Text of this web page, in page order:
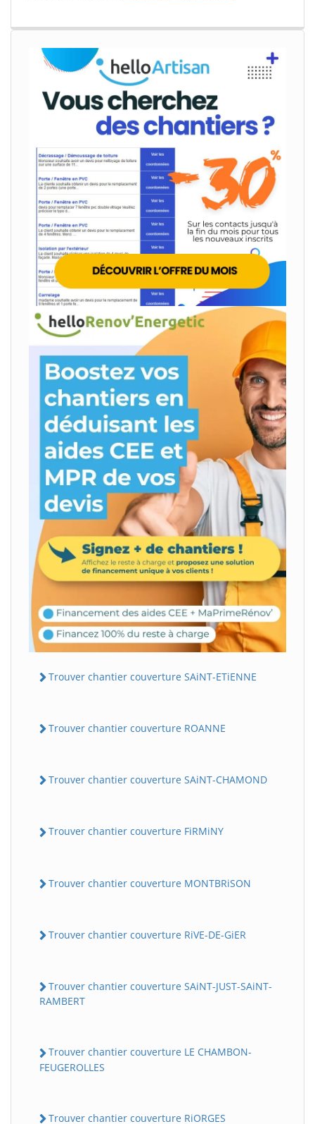
Trouver chantier couverture SAiNT-ETiENNE
Trouver chantier couverture ROANNE
Trouver chantier couverture SAiNT-CHAMOND
Trouver chantier couverture FiRMiNY
Trouver chantier couverture MONTBRiSON
Trouver chantier couverture RiVE-DE-GiER
Trouver chantier couverture SAiNT-JUST-SAiNT-
RAMBERT
Trouver chantier couverture LE CHAMBON-
FEUGEROLLES
Trouver chantier couverture RiORGES